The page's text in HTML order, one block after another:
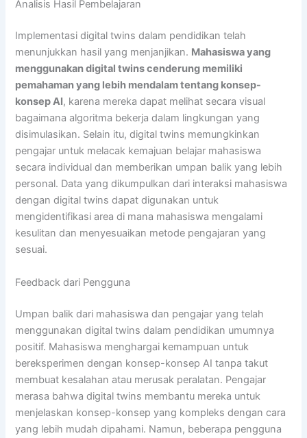
Analisis Hasil Pembelajaran
Implementasi digital twins dalam pendidikan telah
menunjukkan hasil yang menjanjikan. Mahasiswa yang
menggunakan digital twins cenderung memiliki
pemahaman yang lebih mendalam tentang konsep-
konsep AI, karena mereka dapat melihat secara visual
bagaimana algoritma bekerja dalam lingkungan yang
disimulasikan. Selain itu, digital twins memungkinkan
pengajar untuk melacak kemajuan belajar mahasiswa
secara individual dan memberikan umpan balik yang lebih
personal. Data yang dikumpulkan dari interaksi mahasiswa
dengan digital twins dapat digunakan untuk
mengidentifikasi area di mana mahasiswa mengalami
kesulitan dan menyesuaikan metode pengajaran yang
sesuai.
Feedback dari Pengguna
Umpan balik dari mahasiswa dan pengajar yang telah
menggunakan digital twins dalam pendidikan umumnya
positif. Mahasiswa menghargai kemampuan untuk
bereksperimen dengan konsep-konsep AI tanpa takut
membuat kesalahan atau merusak peralatan. Pengajar
merasa bahwa digital twins membantu mereka untuk
menjelaskan konsep-konsep yang kompleks dengan cara
yang lebih mudah dipahami. Namun, beberapa pengguna